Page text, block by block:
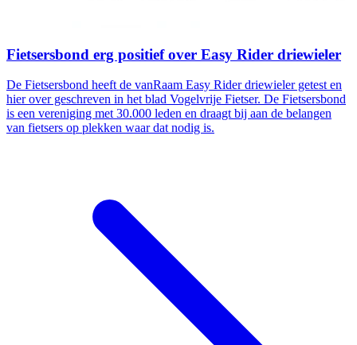
Fietsersbond erg positief over Easy Rider driewieler
De Fietsersbond heeft de vanRaam Easy Rider driewieler getest en
hier over geschreven in het blad Vogelvrije Fietser. De Fietsersbond
is een vereniging met 30.000 leden en draagt bij aan de belangen
van fietsers op plekken waar dat nodig is.